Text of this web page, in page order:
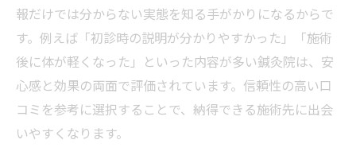
報だけでは分からない実態を知る手がかりになるからで
す。例えば「初診時の説明が分かりやすかった」「施術
後に体が軽くなった」といった内容が多い鍼灸院は、安
心感と効果の両面で評価されています。信頼性の高い口
コミを参考に選択することで、納得できる施術先に出会
いやすくなります。